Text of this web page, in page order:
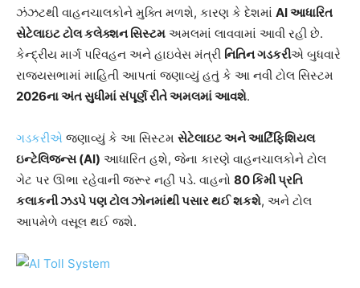
ઝંઝટથી વાહનચાલકોને મુક્તિ મળશે, કારણ કે દેશમાં AIઆધારિત
સેટેલાઇટ ટોલ કલેક્શન સિસ્ટમ અમલમાં લાવવામાં આવી રહી છે.
કેન્દ્રીય માર્ગ પરિવહન અને હાઇવેસ મંત્રી નિતિન ગડકરીએ બુધવારે
રાજ્યસભામાં માહિતી આપતાં જણાવ્યું હતું કે આ નવી ટોલ સિસ્ટમ
2026ના અંત સુધીમાં સંપૂર્ણ રીતે અમલમાં આવશે.
ગડકરીએ જણાવ્યું કે આ સિસ્ટમ સેટેલાઇટ અને આર્ટિફિશિયલ
ઇન્ટેલિજન્સ (AI) આધારિત હશે, જેના કારણે વાહનચાલકોને ટોલ
ગેટ પર ઊભા રહેવાની જરૂર નહીં પડે. વાહનો 80 કિમી પ્રતિ
કલાકની ઝડપે પણ ટોલ ઝોનમાંથી પસાર થઈ શકશે, અને ટોલ
આપમેળે વસૂલ થઈ જશે.